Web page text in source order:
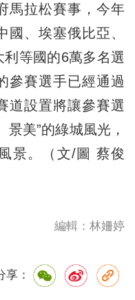
馬拉松賽事，今年
國、埃塞俄比亞、
等國的6萬多名選
參賽選手已經通過
道設置將讓參賽選
美”的綠城風光，
景。（文/圖 蔡俊
編輯：林姍婷
享：